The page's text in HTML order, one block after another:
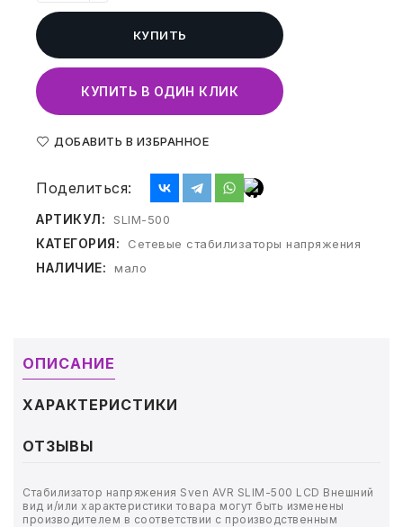
СРЕДСТВА ИНДИВИД. ЗАЩИТЫ
(СИЗ)
РАБОЧАЯ ОДЕЖДА И СИЗ
ДОМ И САД
БУМАГА
КУПИТЬ
КУПИТЬ В ОДИН КЛИК
ДОБАВИТЬ В ИЗБРАННОЕ
Поделиться:
АРТИКУЛ: SLIM-500
КАТЕГОРИЯ: Сетевые стабилизаторы напряжения
НАЛИЧИЕ: мало
ОПИСАНИЕ
ХАРАКТЕРИСТИКИ
ОТЗЫВЫ
Стабилизатор напряжения Sven AVR SLIM-500 LCD Внешний
вид и/или характеристики товара могут быть изменены
производителем в соответствии с производственным